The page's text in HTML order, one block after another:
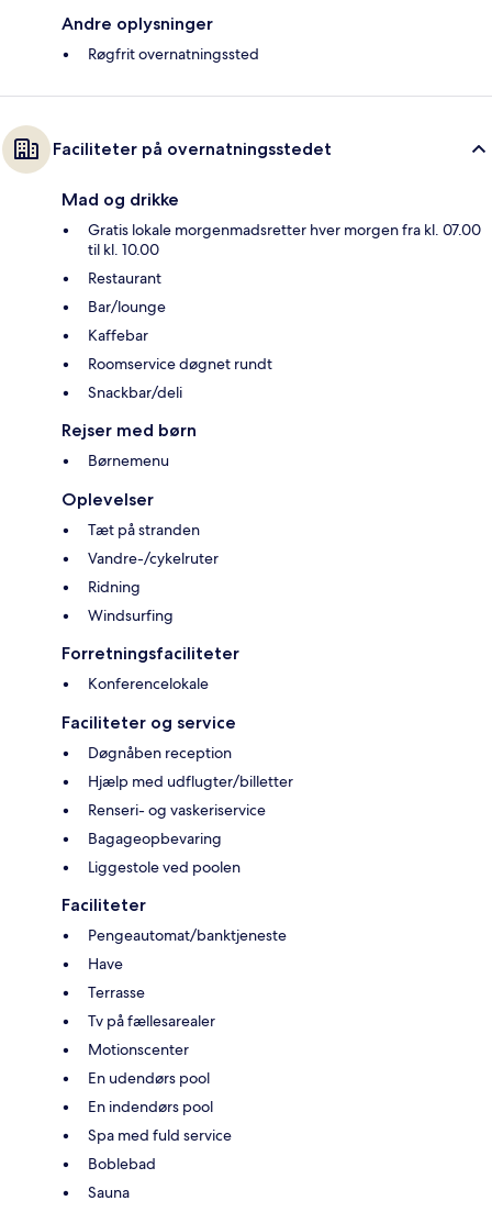
Andre oplysninger
Røgfrit overnatningssted
Faciliteter på overnatningsstedet
Mad og drikke
Gratis lokale morgenmadsretter hver morgen fra kl. 07.00
til kl. 10.00
Restaurant
Bar/lounge
Kaffebar
Roomservice døgnet rundt
Snackbar/deli
Rejser med børn
Børnemenu
Oplevelser
Tæt på stranden
Vandre-/cykelruter
Ridning
Windsurfing
Forretningsfaciliteter
Konferencelokale
Faciliteter og service
Døgnåben reception
Hjælp med udflugter/billetter
Renseri- og vaskeriservice
Bagageopbevaring
Liggestole ved poolen
Faciliteter
Pengeautomat/banktjeneste
Have
Terrasse
Tv på fællesarealer
Motionscenter
En udendørs pool
En indendørs pool
Spa med fuld service
Boblebad
Sauna